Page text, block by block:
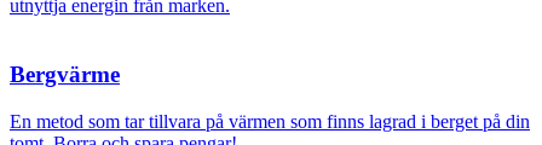
utnyttja energin från marken.
Bergvärme
En metod som tar tillvara på värmen som finns lagrad i berget på din